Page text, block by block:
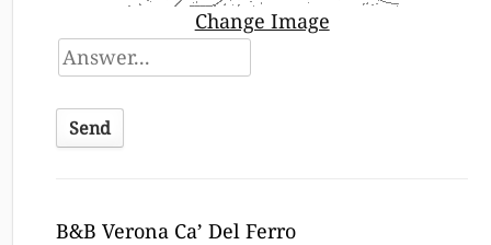
Change Image
B&B Verona Ca’ Del Ferro